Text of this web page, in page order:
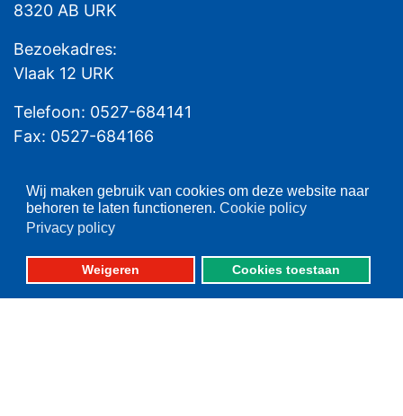
Wij maken gebruik van cookies om deze website naar
behoren te laten functioneren. Cookie policy
Privacy policy
Weigeren Cookies toestaan
8320 AB URK
Bezoekadres:
Vlaak 12 URK
Telefoon: 0527-684141
Fax: 0527-684166
Please set your twitter API
key properly in your